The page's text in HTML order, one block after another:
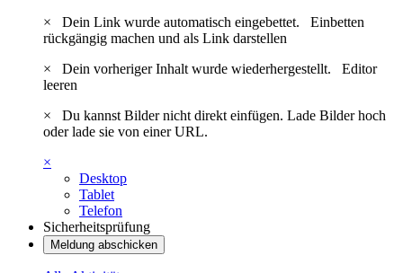
×
Dein Link wurde automatisch eingebettet. Einbetten
rückgängig machen und als Link darstellen
×
Dein vorheriger Inhalt wurde wiederhergestellt. Editor
leeren
×
Du kannst Bilder nicht direkt einfügen. Lade Bilder hoch
oder lade sie von einer URL.
×
Desktop
Tablet
Telefon
Sicherheitsprüfung
Meldung abschicken